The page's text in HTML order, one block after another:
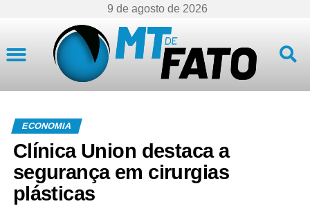
9 de agosto de 2026
ECONOMIA
Clínica Union destaca a
segurança em cirurgias
plásticas